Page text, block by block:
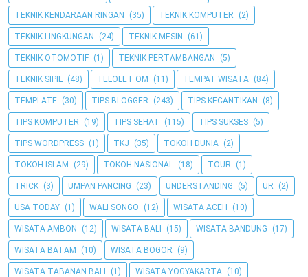
TEKNIK KENDARAAN RINGAN (35) TEKNIK KOMPUTER (2)
TEKNIK LINGKUNGAN (24) TEKNIK MESIN (61)
TEKNIK OTOMOTIF (1) TEKNIK PERTAMBANGAN (5)
TEKNIK SIPIL (48) TELOLET OM (11) TEMPAT WISATA (84)
TEMPLATE (30) TIPS BLOGGER (243) TIPS KECANTIKAN (8)
TIPS KOMPUTER (19) TIPS SEHAT (115) TIPS SUKSES (5)
TIPS WORDPRESS (1) TKJ (35) TOKOH DUNIA (2)
TOKOH ISLAM (29) TOKOH NASIONAL (18) TOUR (1)
TRICK (3) UMPAN PANCING (23) UNDERSTANDING (5) UR (2)
USA TODAY (1) WALI SONGO (12) WISATA ACEH (10)
WISATA AMBON (12) WISATA BALI (15) WISATA BANDUNG (17)
WISATA BATAM (10) WISATA BOGOR (9)
WISATA TABANAN BALI (1) WISATA YOGYAKARTA (10)